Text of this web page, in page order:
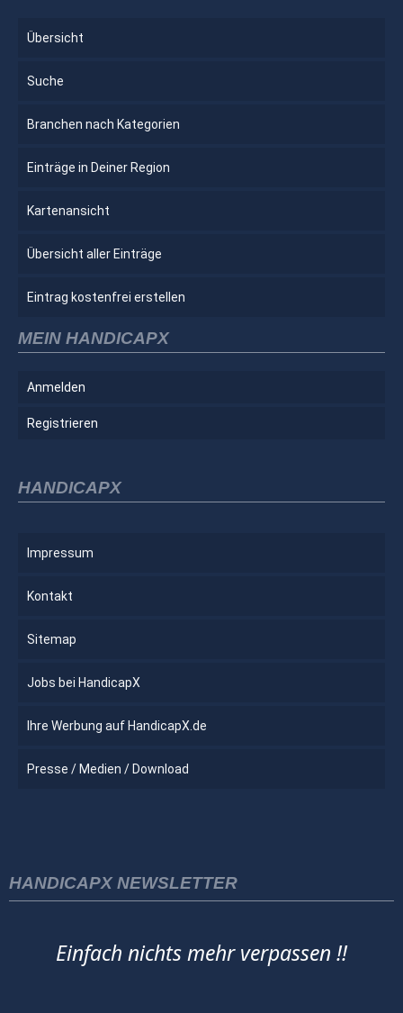
Übersicht
Suche
Branchen nach Kategorien
Einträge in Deiner Region
Kartenansicht
Übersicht aller Einträge
Eintrag kostenfrei erstellen
MEIN HANDICAPX
Anmelden
Registrieren
HANDICAPX
Impressum
Kontakt
Sitemap
Jobs bei HandicapX
Ihre Werbung auf HandicapX.de
Presse / Medien / Download
HANDICAPX NEWSLETTER
Einfach nichts mehr verpassen !!